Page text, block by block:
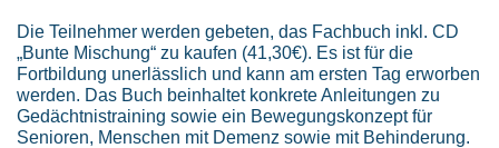
Die Teilnehmer werden gebeten, das Fachbuch inkl. CD
„Bunte Mischung“ zu kaufen (41,30€). Es ist für die
Fortbildung unerlässlich und kann am ersten Tag erworben
werden. Das Buch beinhaltet konkrete Anleitungen zu
Gedächtnistraining sowie ein Bewegungskonzept für
Senioren, Menschen mit Demenz sowie mit Behinderung.